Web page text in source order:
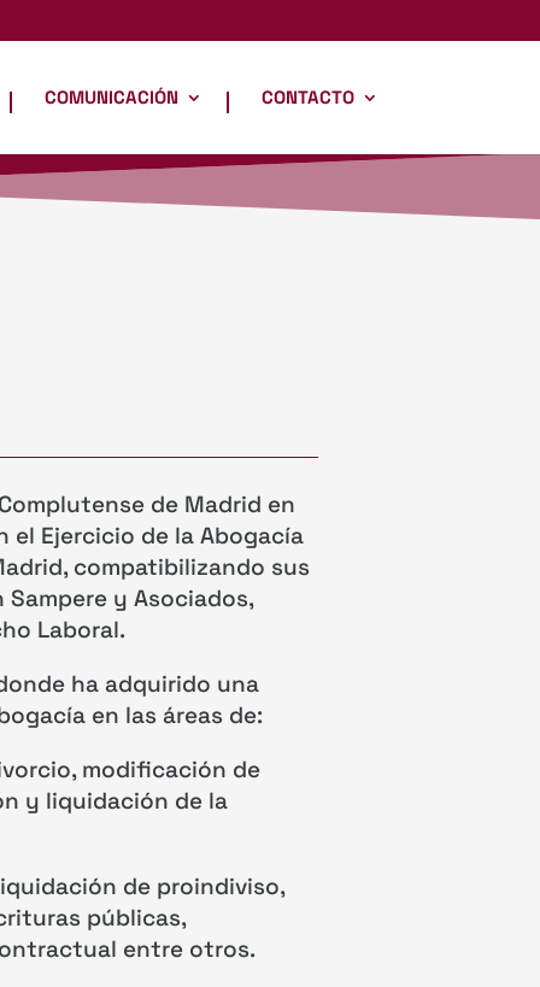
COMUNICACIÓN CONTACTO
de Madrid en
el Ejercicio de la Abogacía
compatibilizando sus
y Asociados,
Laboral.
ha adquirido una
en las áreas de:
modificación de
y liquidación de la
de proindiviso,
públicas,
entre otros.